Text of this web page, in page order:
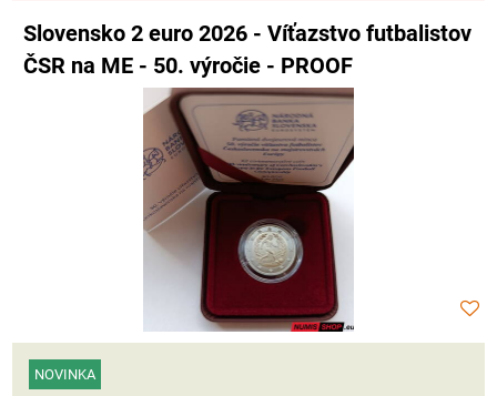
Slovensko 2 euro 2026 - Víťazstvo futbalistov
ČSR na ME - 50. výročie - PROOF
NOVINKA